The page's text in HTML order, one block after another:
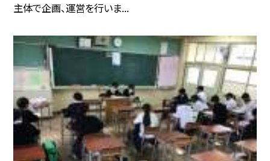
主体で企画、運営を行いま...